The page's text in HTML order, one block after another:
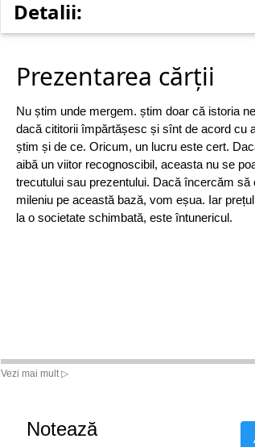
Detalii:
Prezentarea cărții
Nu știm unde mergem. știm doar că istoria
dacă cititorii împărtășesc și sînt de acord cu
știm și de ce. Oricum, un lucru este cert.
aibă un viitor recognoscibil, aceasta nu se
trecutului sau prezentului. Dacă încercăm să
mileniu pe această bază, vom eșua. Iar
la o societate schimbată, este întunericul.
Vezi mai mult ▷
Notează